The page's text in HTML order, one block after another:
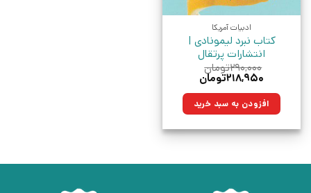
ادبیات آمریکا
کتاب نبرد لیمونادی |
انتشارات پرتقال
۲۹۰,۰۰۰تومان
قیمت
۲۹۰,۰۰۰تومان
بود.
۲۱۸,۹۵۰تومان
۲۱۸,۹۵۰تومان.افزودن به سبد خرید